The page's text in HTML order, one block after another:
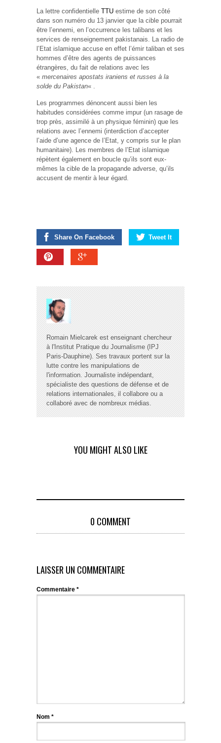
La lettre confidentielle TTU estime de son côté
dans son numéro du 13 janvier que la cible pourrait
être l’ennemi, en l’occurrence les talibans et les
services de renseignement pakistanais. La radio de
l’Etat islamique accuse en effet l’émir taliban et ses
hommes d’être des agents de puissances
étrangères, du fait de relations avec les
« mercenaires apostats iraniens et russes à la
solde du Pakistan« .
Les programmes dénoncent aussi bien les
habitudes considérées comme impur (un rasage de
trop près, assimilé à un physique féminin) que les
relations avec l’ennemi (interdiction d’accepter
l’aide d’une agence de l’Etat, y compris sur le plan
humanitaire). Les membres de l’Etat islamique
répètent également en boucle qu’ils sont eux-
mêmes la cible de la propagande adverse, qu’ils
accusent de mentir à leur égard.
Share On Facebook Tweet It
Romain Mielcarek est enseignant chercheur
à l'Institut Pratique du Journalisme (IPJ
Paris-Dauphine). Ses travaux portent sur la
lutte contre les manipulations de
l'information. Journaliste indépendant,
spécialiste des questions de défense et de
relations internationales, il collabore ou a
collaboré avec de nombreux médias.
YOU MIGHT ALSO LIKE
0 COMMENT
LAISSER UN COMMENTAIRE
Commentaire *
Nom *